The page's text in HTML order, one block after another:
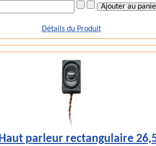
Détails du Produit
parleur rectangulaire